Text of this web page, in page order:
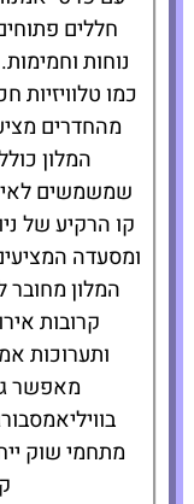
חללים
נוחות
כמו טלוויזיות
מהחדרים
המלון
שמשמשים
קו הרקיע של
ומסעדה
המלון
קרובות
ותערוכות
מאפשר
מתחמי שוק